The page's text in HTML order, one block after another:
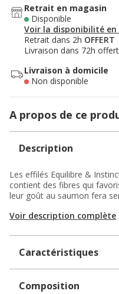
Retrait en magasin
Disponible
Voir la disponibilité en
Retrait dans 2h OFFERT
Livraison dans 72h
Livraison à domicile
Non disponible
A propos de ce
Description
Les effilés Equilibre &
contient des fibres qui
leur goût au saumon fera
Voir description complète
Caractéristiques
Composition